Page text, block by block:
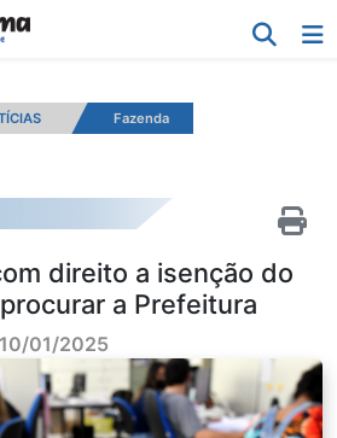
Fazenda
direito a isenção do
a Prefeitura
01/2025